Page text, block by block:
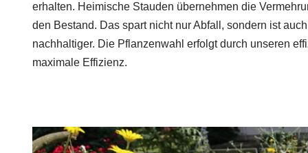
erhalten. Heimische Stauden übernehmen die
den Bestand. Das spart nicht nur Abfall, sondern ist
nachhaltiger. Die Pflanzenwahl erfolgt durch unseren
maximale Effizienz.